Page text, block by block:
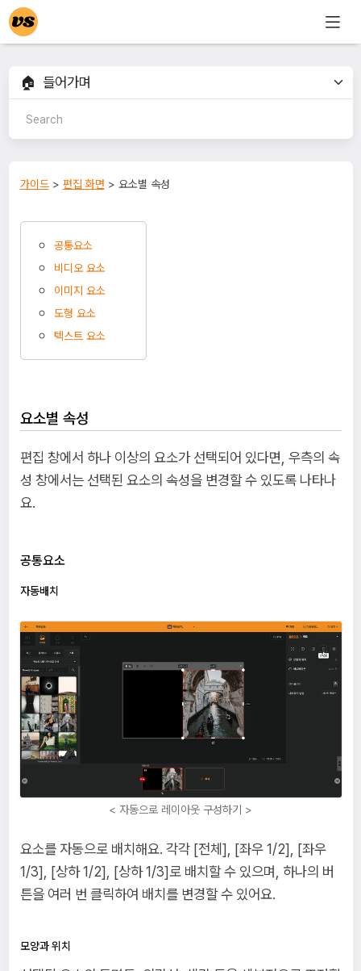
가이드> 편집 화면 > 요소별 속성
공통요소
비디오 요소
이미지 요소
도형 요소
텍스트 요소
요소별 속성
편집 창에서 하나 이상의 요소가 선택되어 있다면, 우측의 속
성 창에서는 선택된 요소의 속성을 변경할 수 있도록 나타나
요.
공통요소
자동배치
< 자동으로 레이아웃 구성하기 >
요소를 자동으로 배치해요. 각각 [전체], [좌우 1/2], [좌우
1/3], [상하 1/2], [상하 1/3]로 배치할 수 있으며, 하나의 버
튼을 여러 번 클릭하여 배치를 변경할 수 있어요.
모양과 위치